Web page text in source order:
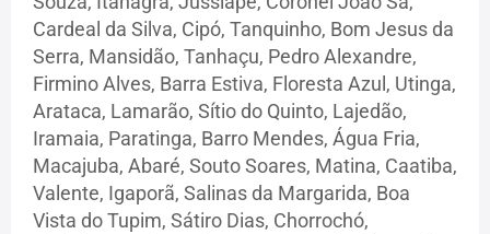
Cardeal da Silva, Cipó, Tanquinho, Bom Jesus da
Serra, Mansidão, Tanhaçu, Pedro Alexandre,
Firmino Alves, Barra Estiva, Floresta Azul, Utinga,
Arataca, Lamarão, Sítio do Quinto, Lajedão,
Iramaia, Paratinga, Barro Mendes, Água Fria,
Macajuba, Abaré, Souto Soares, Matina, Caatiba,
Valente, Igaporã, Salinas da Margarida, Boa
Vista do Tupim, Sátiro Dias, Chorrochó,